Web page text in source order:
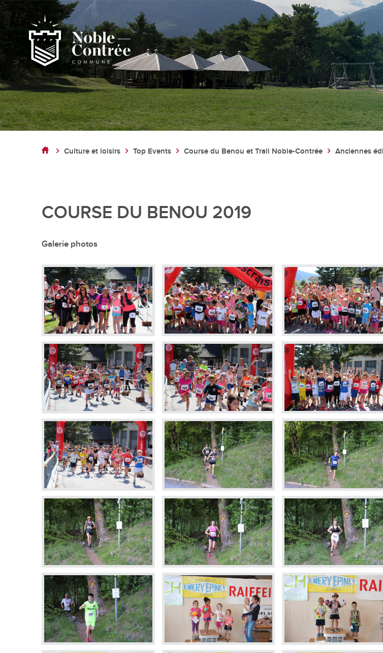
Noble-Contrée
Noble-Contrée en chiffres
Actualités
Administration
Administration communale
Règlements communaux
Formulaires
Police municipale et service du
Etat-Major de conduite
Tourisme et patrimoine
Tourisme
Oenotourisme
Patrimoine
Restauration et hébergement
Culture et loisirs
Art et Culture
Loisirs
Top Events
Agenda des manifestations
Bibliothèque de Venthône
Culture et loisirs Top Events Course du Benou et Trail Noble-Contrée Anciennes
COURSE DU BENOU 2019
Galerie photos